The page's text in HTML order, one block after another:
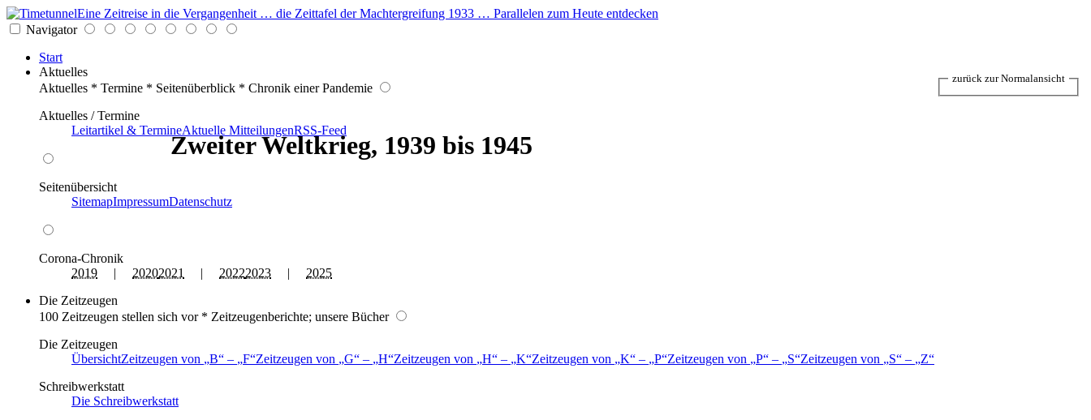
Eine Zeitreise in die Vergangenheit … die Zeittafel der Machtergreifung 1933 … Parallelen zum Heute entdecken
Navigator
Start
Aktuelles
Aktuelles * Termine * Seitenüberblick * Chronik einer Pandemie
Aktuelles / Termine
Leitartikel & TermineAktuelle MitteilungenRSS-Feed
Seitenübersicht
SitemapImpressumDatenschutz
Corona-Chronik
2019 | 20202021 | 20222023 | 2025
Die Zeitzeugen
100 Zeitzeugen stellen sich vor * Zeitzeugenberichte; unsere Bücher
Die Zeitzeugen
ÜbersichtZeitzeugen von B – F Zeitzeugen von G – H Zeitzeugen von H – K Zeitzeugen von K – P Zeitzeugen von P – S Zeitzeugen von S –
Z
Schreibwerkstatt
Die Schreibwerkstatt
Zweiter Weltkrieg, 1939 bis 1945
zurück zur Normalansicht